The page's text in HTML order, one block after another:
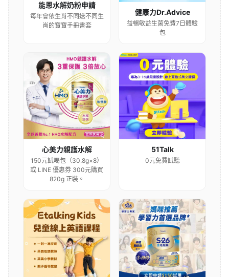
能恩水解奶粉申請
每年會依生肖不同送不同生
肖的寶寶手冊書套
健康力Dr.Advice
益暢敏益生菌免費7日體驗
包
心美力親護水解
150元試喝包（30.8g×8）
或 LINE 優惠券 300元購買
820g 正裝。
51Talk
0元免費試聽